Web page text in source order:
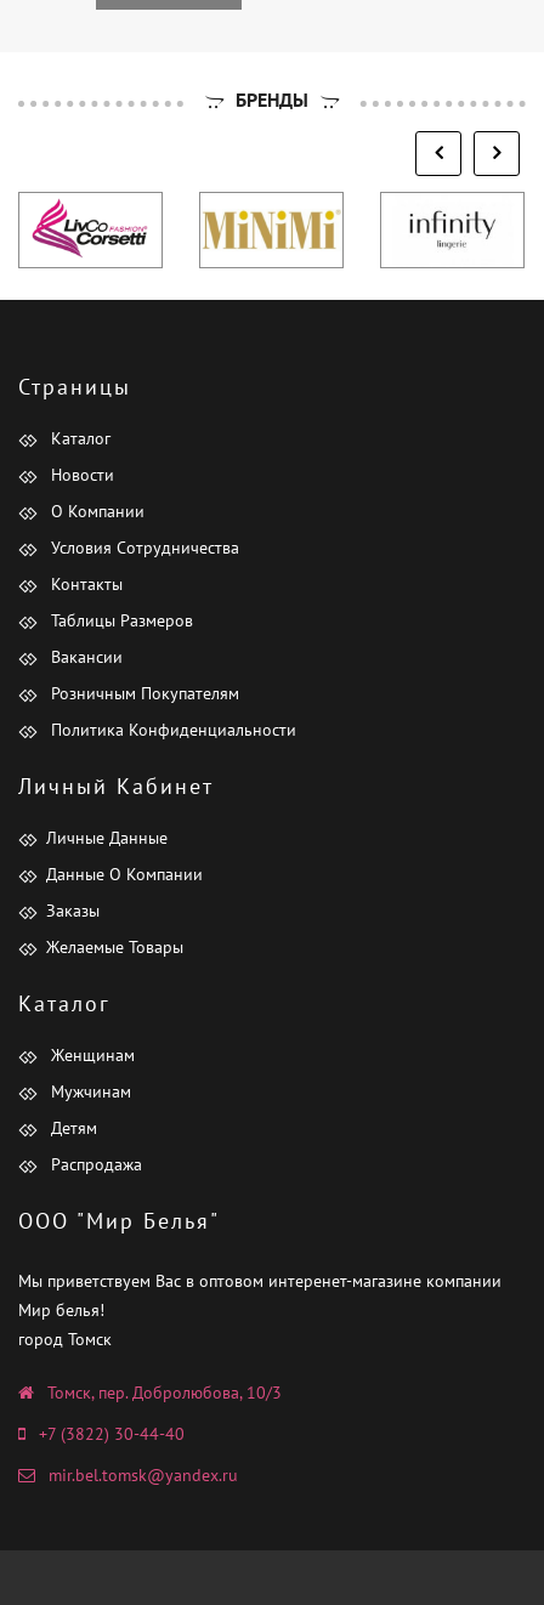
БРЕНДЫ
Страницы
Каталог
Новости
О Компании
Условия Сотрудничества
Контакты
Таблицы Размеров
Вакансии
Розничным Покупателям
Политика Конфиденциальности
Личный Кабинет
Личные Данные
Данные О Компании
Заказы
Желаемые Товары
Каталог
Женщинам
Мужчинам
Детям
Распродажа
ООО "Мир Белья"
Мы приветствуем Вас в оптовом интеренет-магазине компании
Мир белья!
город Томск
Томск, пер. Добролюбова, 10/3
+7 (3822) 30-44-40
mir.bel.tomsk@yandex.ru